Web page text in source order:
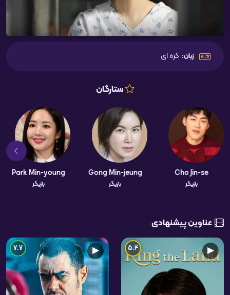
زبان: کره ای
ستارگان
Cho Jin-se
بازیگر
Gong Min-jeung
بازیگر
Park Min-young
بازیگر
عناوین پیشنهادی
▶
5.4
▶
7.7